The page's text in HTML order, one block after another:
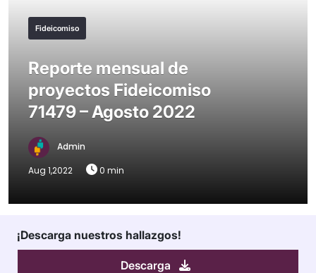
Fideicomiso
Reporte mensual de
proyectos Fideicomiso
71479 – Agosto 2022
Admin
Aug 1,2022
0 min
¡Descarga nuestros hallazgos!
Descarga